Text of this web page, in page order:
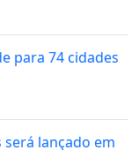
para 74 cidades
lançado em